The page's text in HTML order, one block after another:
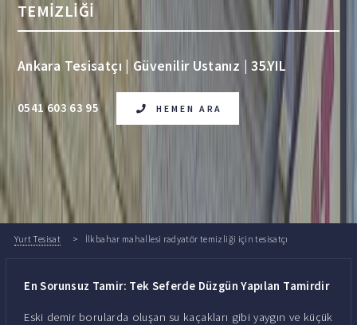
TEMİZLİĞİ
Ankara Tesisatçı | Güvenilir Ustanız | 35.YIL
0541 603 63 95 HEMEN ARA
Yurt Tesisat İlkbahar mahallesi radyatör temizliği için tesisatçı
En Sorunsuz Tamir: Tek Seferde Düzgün Yapılan Tamirdir
Eski demir borularda oluşan su kaçakları gibi yaygın ve küçük